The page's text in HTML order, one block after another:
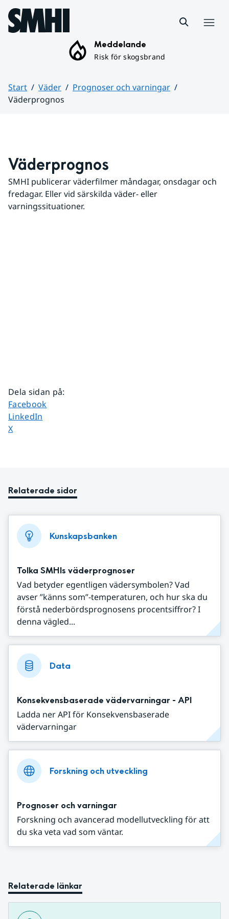
Hoppa till sidans innehåll
Meddelande
Risk för skogsbrand
Start Väder
Prognoser och varningar
Väderprognos
Väderprognos
SMHI publicerar väderfilmer måndagar, onsdagar och
fredagar. Eller vid särskilda väder- eller
varningssituationer.
Dela sidan på:
Dela sidan på
Facebook
Dela sidan på
LinkedIn
Dela sidan på
X
Relaterade sidor
Kunskapsbanken
Tolka SMHIs väderprognoser
Vad betyder egentligen vädersymbolen? Vad
avser ”känns som”-temperaturen, och hur ska du
förstå nederbördsprognosens procentsiffror? I
denna vägled...
Data
Konsekvensbaserade vädervarningar - API
Ladda ner API för Konsekvensbaserade
vädervarningar
Forskning och utveckling
Prognoser och varningar
Forskning och avancerad modellutveckling för att
du ska veta vad som väntar.
Relaterade länkar